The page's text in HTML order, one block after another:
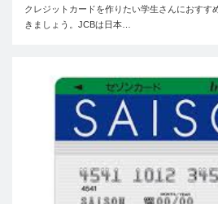
クレジットカードを作りたい学生さんにおすす
きましょう。JCBは日本…